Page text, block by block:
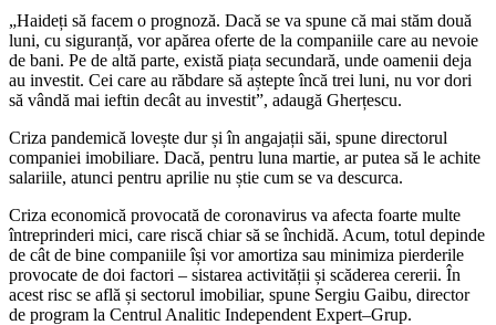
„Haideți să facem o progno­ză. Dacă se va spune că mai stăm două
luni, cu siguranță, vor apărea oferte de la companiile care au ne­voie
de bani. Pe de altă parte, exis­tă piața secundară, unde oamenii deja
au investit. Cei care au răbda­re să aștepte încă trei luni, nu vor dori
să vândă mai ieftin decât au investit”, adaugă Gherțescu.
Criza pandemică lovește dur și în angajații săi, spune directorul
companiei imobiliare. Dacă, pen­tru luna martie, ar putea să le achi­te
salariile, atunci pentru aprilie nu știe cum se va descurca.
Criza economică provocată de coronavirus va afecta foarte multe
întreprinderi mici, care riscă chiar să se închidă. Acum, totul depinde
de cât de bine companiile își vor amortiza sau minimiza pierderile
provocate de doi factori – sista­rea activității și scăderea cererii. În
acest risc se află și sectorul imobili­ar, spune Sergiu Gaibu, director
de program la Centrul Analitic Inde­pendent Expert–Grup.